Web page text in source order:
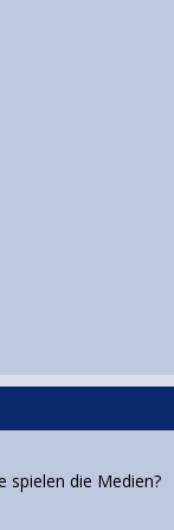
spielen die Medien?